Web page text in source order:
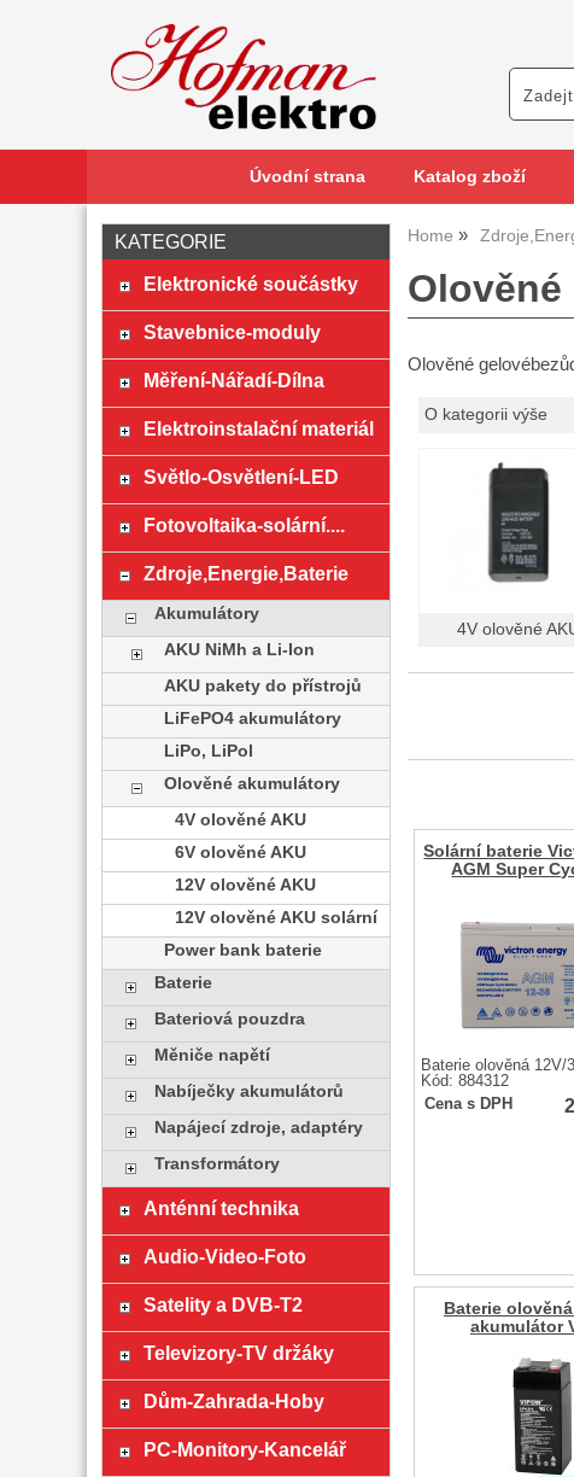
Úvodní strana Katalog zboží
Home
Olověné
O kategorii výše
4V olověné
Solární baterie
AGM Super
Baterie olověná 12V/
Kód: 884312
Cena s DPH
Baterie
akumulátor
KATEGORIE
Elektronické součástky
Stavebnice-moduly
Měření-Nářadí-Dílna
Elektroinstalační materiál
Světlo-Osvětlení-LED
Fotovoltaika-solární....
Zdroje,Energie,Baterie
Akumulátory
AKU NiMh a Li-Ion
AKU pakety do přístrojů
LiFePO4 akumulátory
LiPo, LiPol
Olověné akumulátory
4V olověné AKU
6V olověné AKU
12V olověné AKU
12V olověné AKU solární
Power bank baterie
Baterie
Bateriová pouzdra
Měniče napětí
Nabíječky akumulátorů
Napájecí zdroje, adaptéry
Transformátory
Anténní technika
Audio-Video-Foto
Satelity a DVB-T2
Televizory-TV držáky
Dům-Zahrada-Hoby
PC-Monitory-Kancelář